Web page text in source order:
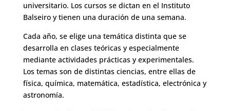
universitario. Los cursos se dictan en el Instituto
Balseiro y tienen una duración de una semana.
Cada año, se elige una temática distinta que se
desarrolla en clases teóricas y especialmente
mediante actividades prácticas y experimentales.
Los temas son de distintas ciencias, entre ellas de
física, química, matemática, estadística, electrónica y
astronomía.